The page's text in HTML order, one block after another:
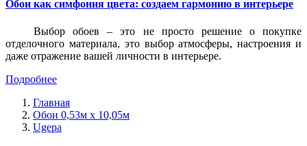
Обои как симфония цвета: создаем гармонию в интерьере
Выбор обоев – это не просто решение о покупке
отделочного материала, это выбор атмосферы, настроения и
даже отражение вашей личности в интерьере.
Подробнее
Главная
Обои 0,53м x 10,05м
Ugepa